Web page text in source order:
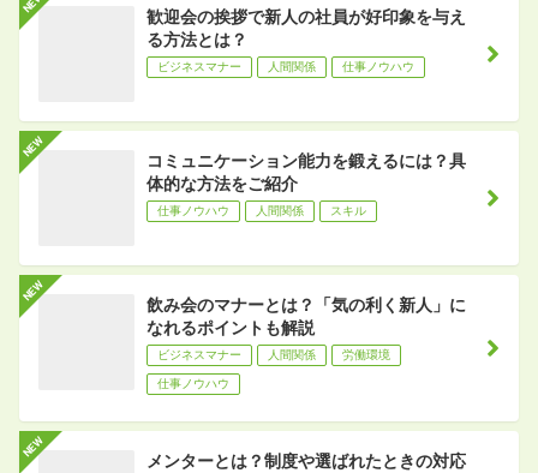
歓迎会の挨拶で新人の社員が好印象を与え
る方法とは？
ビジネスマナー 人間関係 仕事ノウハウ
コミュニケーション能力を鍛えるには？具
体的な方法をご紹介
仕事ノウハウ 人間関係 スキル
飲み会のマナーとは？「気の利く新人」に
なれるポイントも解説
ビジネスマナー 人間関係 労働環境
仕事ノウハウ
メンターとは？制度や選ばれたときの対応